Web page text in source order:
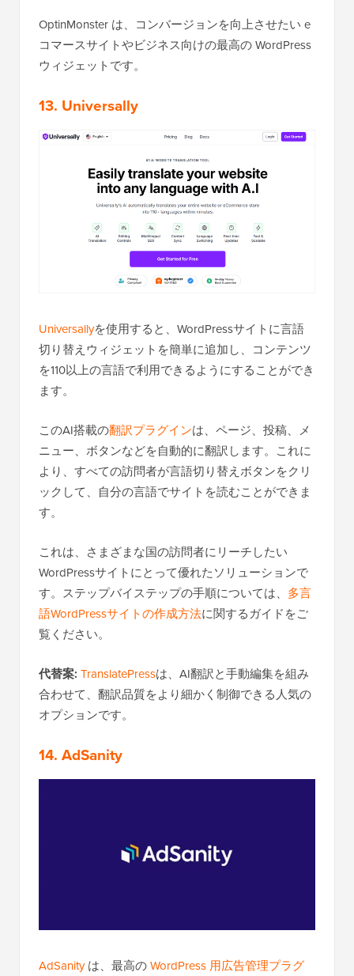
OptinMonster は、コンバージョンを向上させたい e
コマースサイトやビジネス向けの最高の WordPress
ウィジェットです。
13. Universally
Universallyを使用すると、WordPressサイトに言語
切り替えウィジェットを簡単に追加し、コンテンツ
を110以上の言語で利用できるようにすることができ
ます。
このAI搭載の翻訳プラグインは、ページ、投稿、メ
ニュー、ボタンなどを自動的に翻訳します。これに
より、すべての訪問者が言語切り替えボタンをクリ
ックして、自分の言語でサイトを読むことができま
す。
これは、さまざまな国の訪問者にリーチしたい
WordPressサイトにとって優れたソリューションで
す。ステップバイステップの手順については、 多言
語WordPressサイトの作成方法に関するガイドをご
覧ください。
代替案: TranslatePressは、AI翻訳と手動編集を組み
合わせて、翻訳品質をより細かく制御できる人気の
オプションです。
14. AdSanity
AdSanityは、最高のWordPress 用広告管理プラグ